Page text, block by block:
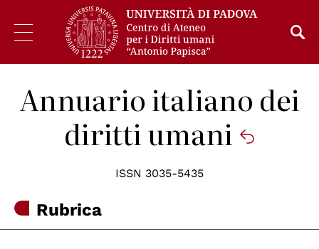
Annuario italiano dei
diritti umani
ISSN 3035-5435
Rubrica